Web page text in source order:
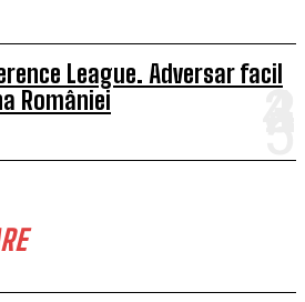
League. Adversar facil
României